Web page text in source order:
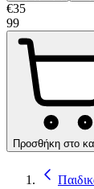
€35
99
Προσθήκη στο